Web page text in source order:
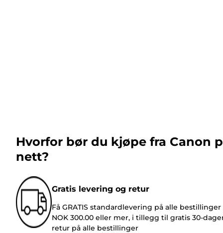
Hvorfor bør du kjøpe fra Canon
nett?
Gratis levering og retur
Få GRATIS standardlevering på alle bestillinger
NOK 300.00 eller mer, i tillegg til gratis 30-
retur på alle bestillinger